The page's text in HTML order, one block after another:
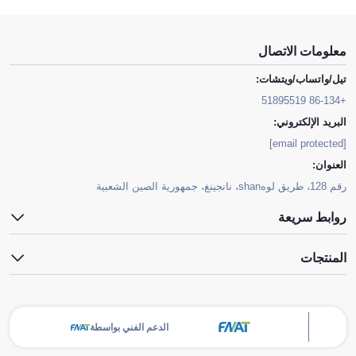
معلومات الاتصال
تيل/واتساب/ويتشات:
+86-134 51895519
البريد الإلكتروني:
[email protected]
العنوان:
رقم 128، طريق لوهshan، نانجينغ، جمهورية الصين الشعبية
روابط سريعة
المنتجات
الدعم الفني بواسطة